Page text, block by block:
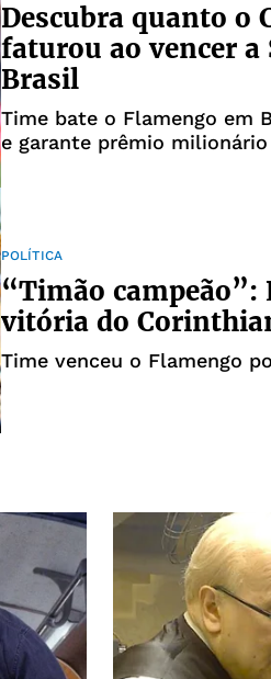
Descubra quanto o
faturou ao vencer a
Brasil
Time bate o Flamengo em
e garante prêmio milionário
POLÍTICA
“Timão campeão”:
vitória do
Time venceu o Flamengo